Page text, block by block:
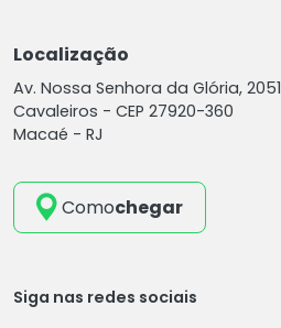
Localização
Av. Nossa Senhora da Glória, 2051
Cavaleiros - CEP 27920-360
Macaé - RJ
Comochegar
Siga nas redes sociais